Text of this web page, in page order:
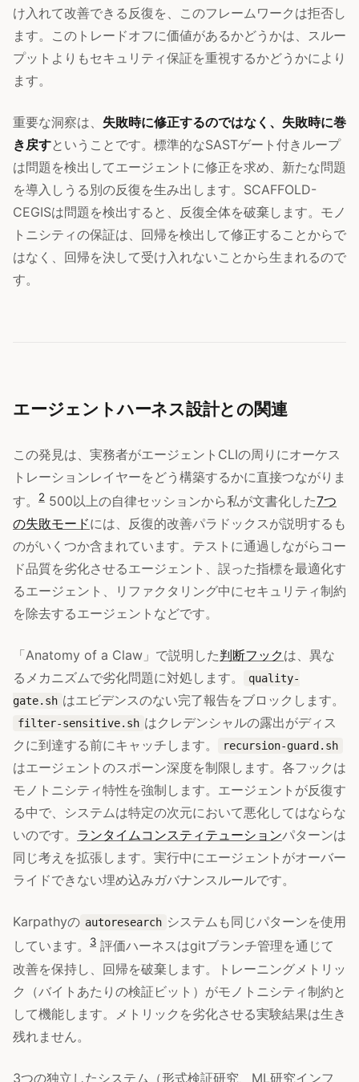
け入れて改善できる反復を、このフレームワークは拒否し
ます。このトレードオフに価値があるかどうかは、スルー
プットよりもセキュリティ保証を重視するかどうかにより
ます。
重要な洞察は、 失敗時に修正するのではなく、失敗時に巻
き戻すということです。標準的なSASTゲート付きループ
は問題を検出してエージェントに修正を求め、新たな問題
を導入しうる別の反復を生み出します。SCAFFOLD-
CEGISは問題を検出すると、反復全体を破棄します。モノ
トニシティの保証は、回帰を検出して修正することからで
はなく、回帰を決して受け入れないことから生まれるので
す。
エージェントハーネス設計との関連
この発見は、実務者がエージェントCLIの周りにオーケス
トレーションレイヤーをどう構築するかに直接つながりま
す。
2 500以上の自律セッションから私が文書化した7つ
の失敗モードには、反復的改善パラドックスが説明するも
のがいくつか含まれています。テストに通過しながらコー
ド品質を劣化させるエージェント、誤った指標を最適化す
るエージェント、リファクタリング中にセキュリティ制約
を除去するエージェントなどです。
「Anatomy of a Claw」で説明した判断フックは、異な
るメカニズムで劣化問題に対処します。
quality-
gate.sh はエビデンスのない完了報告をブロックします。
filter-sensitive.sh はクレデンシャルの露出がディス
クに到達する前にキャッチします。
recursion-guard.sh
はエージェントのスポーン深度を制限します。各フックは
モノトニシティ特性を強制します。エージェントが反復す
る中で、システムは特定の次元において悪化してはならな
いのです。 ランタイムコンスティテューションパターンは
同じ考えを拡張します。実行中にエージェントがオーバー
ライドできない埋め込みガバナンスルールです。
Karpathyの autoresearch システムも同じパターンを使用
しています。
3 評価ハーネスはgitブランチ管理を通じて
改善を保持し、回帰を破棄します。トレーニングメトリッ
ク（バイトあたりの検証ビット）がモノトニシティ制約と
して機能します。メトリックを劣化させる実験結果は生き
残れません。
3つの独立したシステム（形式検証研究、ML研究インフ